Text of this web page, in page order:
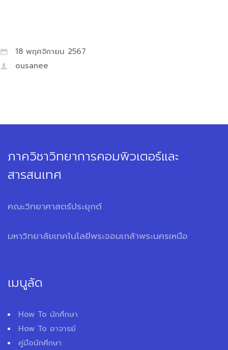
18 พฤศจิกายน 2567
ousanee
ภาควิชาวิทยาการคอมพิวเตอร์และ
สารสนเทศ
คณะวิทยาศาสตร์ประยุกต์
มหาวิทยาลัยเทคโนโลยีพระจอมเกล้าพระนครเหนือ
เมนูลัด
How To นักศึกษา
How To อาจารย์
คู่มือนักศึกษา